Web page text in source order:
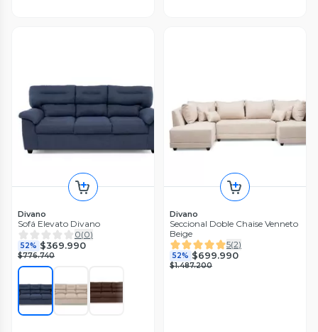
Divano
Sofá Elevato Divano
0(0)
52% $369.990
$776.740
Divano
Seccional Doble Chaise Venneto
Beige
5(2)
52% $699.990
$1.487.200